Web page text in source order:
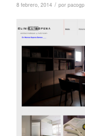
8 febrero, 2014 / por pacogp